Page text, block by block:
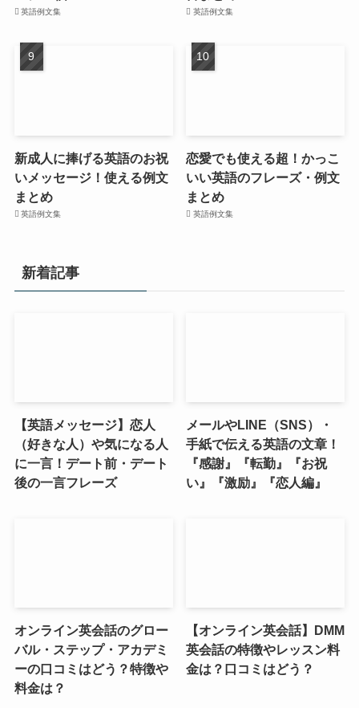
英語例文集 英語例文集
新成人に捧げる英語のお祝
いメッセージ！使える例文
まとめ
英語例文集
恋愛でも使える超！かっこ
いい英語のフレーズ・例文
まとめ
英語例文集
新着記事
【英語メッセージ】恋人
（好きな人）や気になる人
に一言！デート前・デート
後の一言フレーズ
メールやLINE（SNS）・
手紙で伝える英語の文章！
『感謝』『転勤』『お祝
い』『激励』『恋人編』
オンライン英会話のグロー
バル・ステップ・アカデミ
ーの口コミはどう？特徴や
料金は？
【オンライン英会話】DMM
英会話の特徴やレッスン料
金は？口コミはどう？